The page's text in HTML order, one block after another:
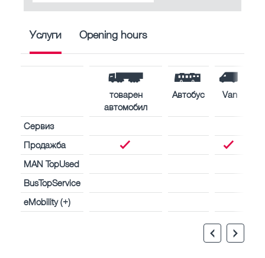
Услуги Opening hours
товарен
автомобил
Автобус Van
Сервиз
Продажба
MAN TopUsed
BusTopService
eMobility (+)